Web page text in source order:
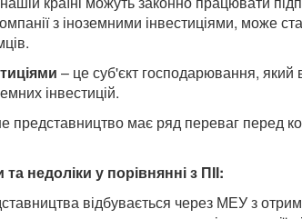
з іноземними інвестиціями, може
– це суб'єкт господарювання, який
інвестицій.
представництво має ряд переваг перед
недоліки у порівнянні з ПІІ:
відбувається через МЕУ з